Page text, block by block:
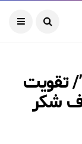
تقویت
شکر